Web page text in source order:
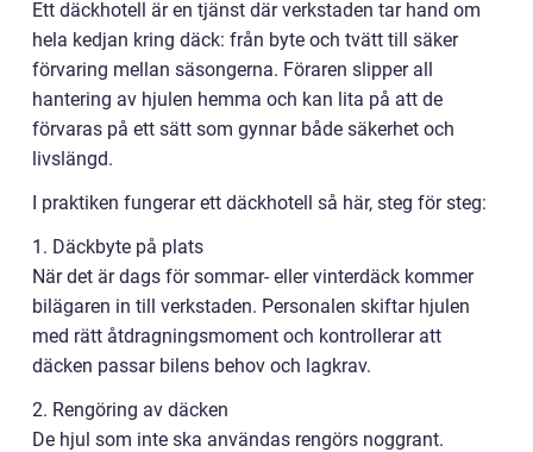
Ett däckhotell är en tjänst där verkstaden tar hand om
hela kedjan kring däck: från byte och tvätt till säker
förvaring mellan säsongerna. Föraren slipper all
hantering av hjulen hemma och kan lita på att de
förvaras på ett sätt som gynnar både säkerhet och
livslängd.
I praktiken fungerar ett däckhotell så här, steg för steg:
1. Däckbyte på plats
När det är dags för sommar- eller vinterdäck kommer
bilägaren in till verkstaden. Personalen skiftar hjulen
med rätt åtdragningsmoment och kontrollerar att
däcken passar bilens behov och lagkrav.
2. Rengöring av däcken
De hjul som inte ska användas rengörs noggrant.